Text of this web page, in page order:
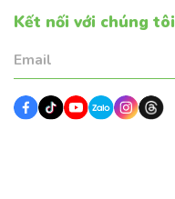
Kết nối với chúng tôi